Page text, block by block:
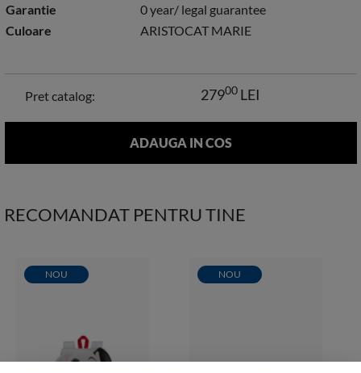
Garantie
0 year/ legal guarantee
Culoare
ARISTOCAT MARIE
Pret catalog: 27900 LEI
RECOMANDAT PENTRU TINE
NOU NOU